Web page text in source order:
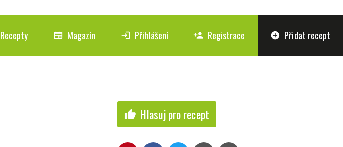
Recepty newspaper Magazín login Přihlášení person_add Registrace add_circle Přidat recept
thumb_up Hlasuj pro recept